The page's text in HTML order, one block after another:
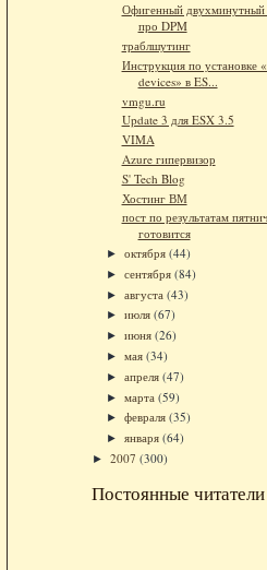
Офигенный двухминутный
про DPM
траблшутинг
Инструкция по установке
devices» в ES...
vmgu.ru
Update 3 для ESX 3.5
VIMA
Azure гипервизор
S' Tech Blog
Хостинг ВМ
пост по результатам
готовится
► октября (44)
► сентября (84)
► августа (43)
► июля (67)
► июня (26)
► мая (34)
► апреля (47)
► марта (59)
► февраля (35)
► января (64)
► 2007 (300)
Постоянные читатели